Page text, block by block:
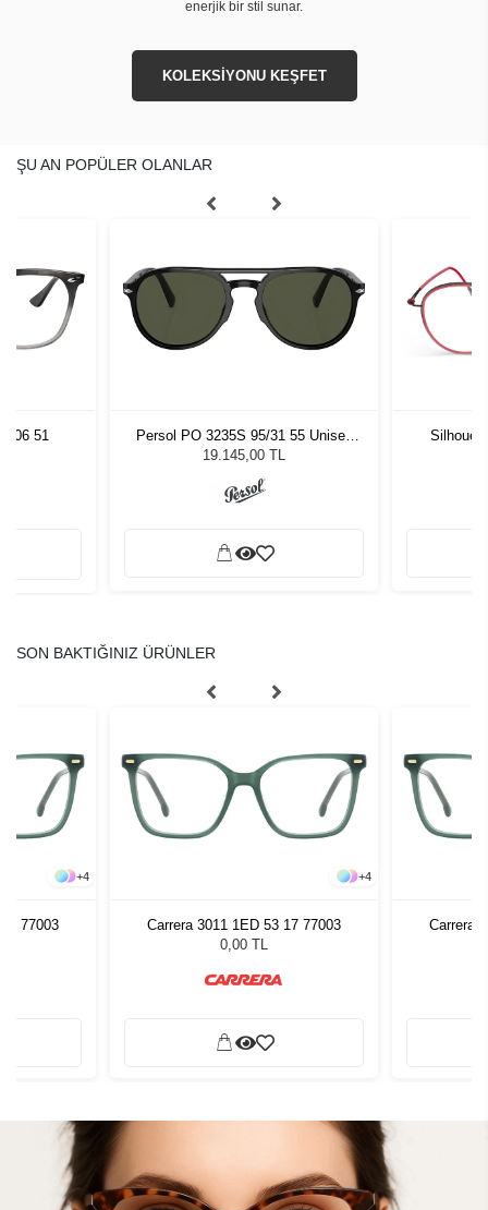
enerjik bir stil sunar.
KOLEKSİYONU KEŞFET
ŞU AN POPÜLER OLANLAR
51
Persol PO 3235S 95/31 55 Unisex
Güneş Gözlüğü
19.145,00 TL
SON BAKTIĞINIZ ÜRÜNLER
+4
77003
+4
Carrera 3011 1ED 53 17 77003
0,00 TL
Carrera